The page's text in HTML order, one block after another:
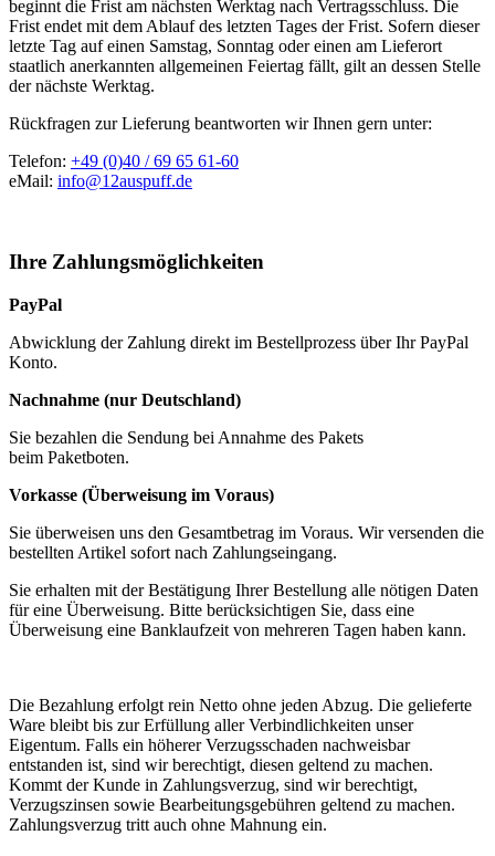
beginnt die Frist am nächsten Werktag nach Vertragsschluss. Die
Frist endet mit dem Ablauf des letzten Tages der Frist. Sofern dieser
letzte Tag auf einen Samstag, Sonntag oder einen am Lieferort
staatlich anerkannten allgemeinen Feiertag fällt, gilt an dessen Stelle
der nächste Werktag.
Rückfragen zur Lieferung beantworten wir Ihnen gern unter:
Telefon: +49 (0)40 / 69 65 61-60
eMail: info@12auspuff.de
Ihre Zahlungsmöglichkeiten
PayPal
Abwicklung der Zahlung direkt im Bestellprozess über Ihr PayPal
Konto.
Nachnahme (nur Deutschland)
Sie bezahlen die Sendung bei Annahme des Pakets
beim Paketboten.
Vorkasse (Überweisung im Voraus)
Sie überweisen uns den Gesamtbetrag im Voraus. Wir versenden die
bestellten Artikel sofort nach Zahlungseingang.
Sie erhalten mit der Bestätigung Ihrer Bestellung alle nötigen Daten
für eine Überweisung. Bitte berücksichtigen Sie, dass eine
Überweisung eine Banklaufzeit von mehreren Tagen haben kann.
Die Bezahlung erfolgt rein Netto ohne jeden Abzug. Die gelieferte
Ware bleibt bis zur Erfüllung aller Verbindlichkeiten unser
Eigentum. Falls ein höherer Verzugsschaden nachweisbar
entstanden ist, sind wir berechtigt, diesen geltend zu machen.
Kommt der Kunde in Zahlungsverzug, sind wir berechtigt,
Verzugszinsen sowie Bearbeitungsgebühren geltend zu machen.
Zahlungsverzug tritt auch ohne Mahnung ein.